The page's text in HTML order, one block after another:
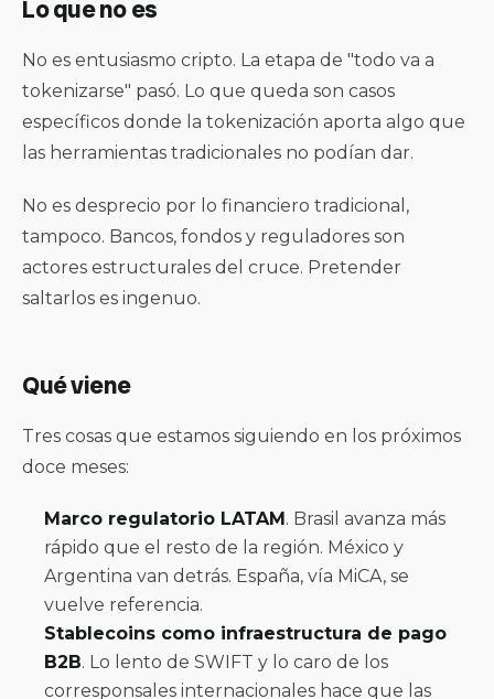
Lo que no es
No es entusiasmo cripto. La etapa de "todo va a
tokenizarse" pasó. Lo que queda son casos
específicos donde la tokenización aporta algo que
las herramientas tradicionales no podían dar.
No es desprecio por lo financiero tradicional,
tampoco. Bancos, fondos y reguladores son
actores estructurales del cruce. Pretender
saltarlos es ingenuo.
Qué viene
Tres cosas que estamos siguiendo en los próximos
doce meses:
Marco regulatorio LATAM . Brasil avanza más
rápido que el resto de la región. México y
Argentina van detrás. España, vía MiCA, se
vuelve referencia.
Stablecoins como infraestructura de pago
B2B. Lo lento de SWIFT y lo caro de los
corresponsales internacionales hace que las